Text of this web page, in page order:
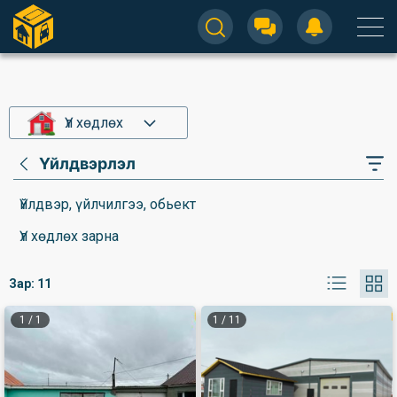
Үл хөдлөх
Үйлдвэрлэл
Үйлдвэр, үйлчилгээ, обьект
Үл хөдлөх зарна
Зар: 11
1 / 1 1 / 11